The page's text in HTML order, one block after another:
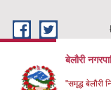
बेलौरी
"समृद्ध बेलौरी